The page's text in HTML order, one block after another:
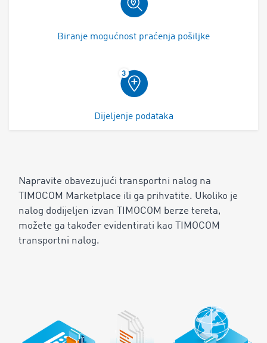
Biranje mogućnost praćenja pošiljke
Dijeljenje podataka
Napravite obavezujući transportni nalog na
TIMOCOM Marketplace ili ga prihvatite. Ukoliko je
nalog dodijeljen izvan TIMOCOM berze tereta,
možete ga također evidentirati kao TIMOCOM
transportni nalog.